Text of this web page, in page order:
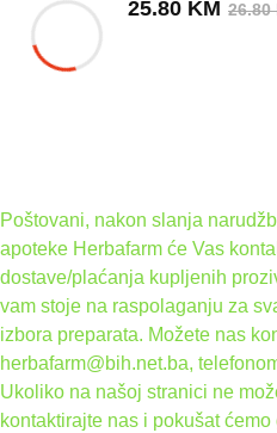
26.80
25.80 KM
Poštovani, nakon slanja
apoteke Herbafarm će Vas
dostave/plaćanja kupljenih
vam stoje na raspolaganju za
izbora preparata. Možete nas
herbafarm@bih.net.ba,
Ukoliko na našoj stranici ne
kontaktirajte nas i pokušat ćemo